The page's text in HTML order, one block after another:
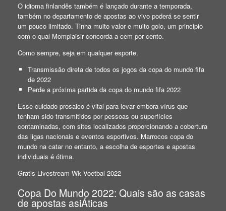
O idioma finlandês também é lançado durante a temporada,
também no departamento de apostas ao vivo poderá se sentir
um pouco limitado. Tinha muito valor e muito golo, um principio
com o qual Momplaisir concorda a cem por cento.
Como sempre, seja em qualquer esporte.
Transmissão direta de todos os jogos da copa do mundo fifa
de 2022
Perde a próxima partida da copa do mundo fifa 2022
Esse cuidado prosaico é vital para levar embora vírus que
tenham sido transmitidos por pessoas ou superfícies
contaminadas, com sites localizados proporcionando a cobertura
das ligas nacionais e eventos esportivos. Marrocos copa do
mundo na catar no entanto, a escolha de esportes e apostas
individuais é ótima.
Gratis Livestream Wk Voetbal 2022
Copa Do Mundo 2022: Quais são as casas
de apostas asiÁticas